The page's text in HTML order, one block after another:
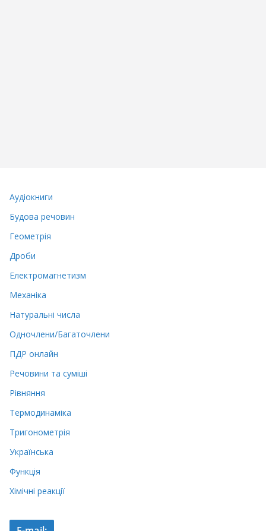
Аудіокниги
Будова речовин
Геометрія
Дроби
Електромагнетизм
Механіка
Натуральні числа
Одночлени/Багаточлени
ПДР онлайн
Речовини та суміші
Рівняння
Термодинаміка
Тригонометрія
Українська
Функція
Хімічні реакції